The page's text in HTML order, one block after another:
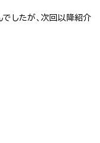
したが、次回以降紹介